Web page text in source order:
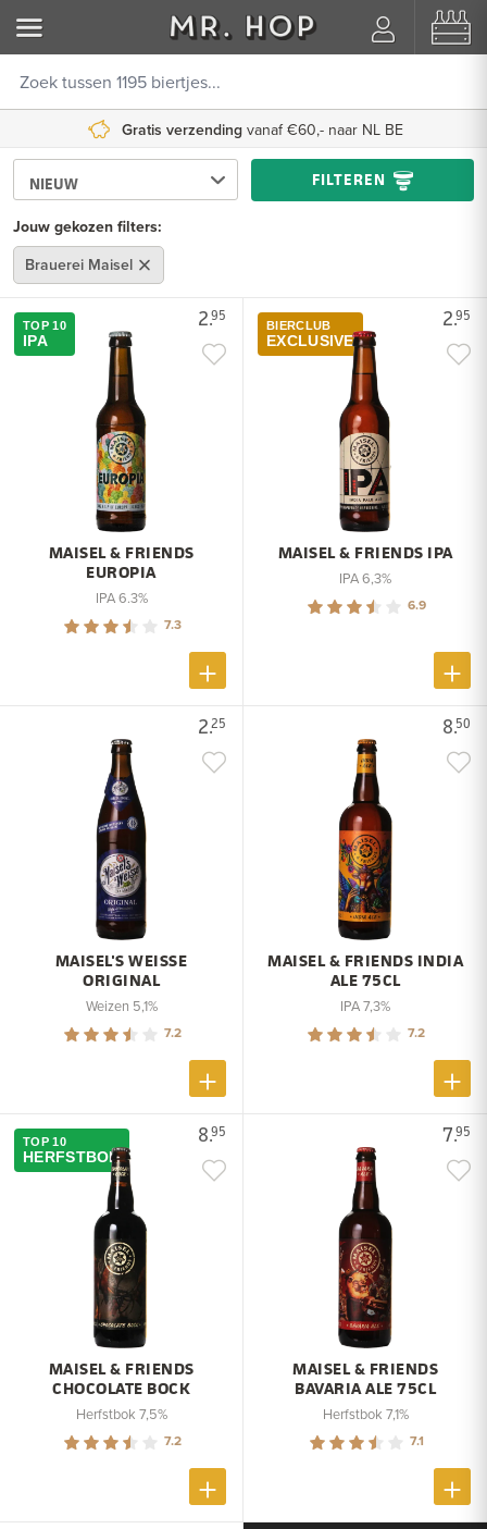
Gratis verzending vanaf €60,- naar NL BE
FILTEREN
Jouw gekozen filters:
Brauerei Maisel
2.95
TOP 10
IPA
MAISEL & FRIENDS
EUROPIA
IPA 6.3%
7.3
2.95
BIERCLUB
EXCLUSIVE
MAISEL & FRIENDS IPA
IPA 6,3%
6.9
2.25
MAISEL'S WEISSE
ORIGINAL
Weizen 5,1%
7.2
8.50
MAISEL & FRIENDS INDIA
ALE 75CL
IPA 7,3%
7.2
8.95
TOP 10
HERFSTBOK
MAISEL & FRIENDS
CHOCOLATE BOCK
Herfstbok 7,5%
7.2
7.95
MAISEL & FRIENDS
BAVARIA ALE 75CL
Herfstbok 7,1%
7.1